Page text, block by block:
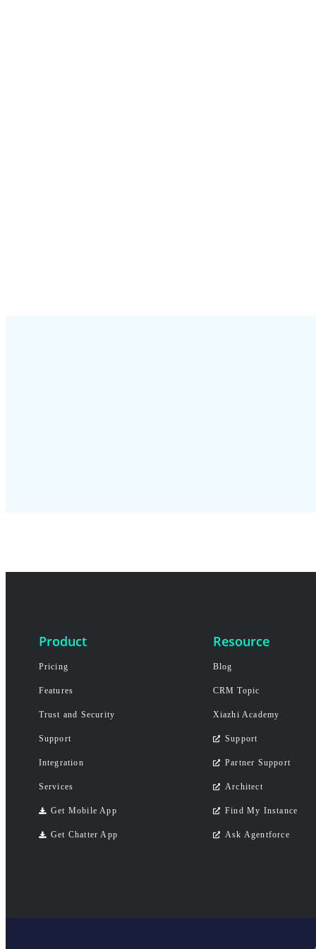
Product
Pricing
Features
Trust and Security
Support
Integration
Services
Get Mobile App
Get Chatter App
Resource
Blog
CRM Topic
Xiazhi Academy
Support
Partner Support
Architect
Find My Instance
Ask Agentforce